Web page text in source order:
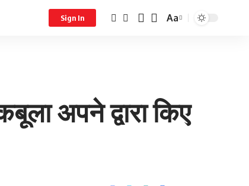
Sign In Aa
अपने द्वारा किए